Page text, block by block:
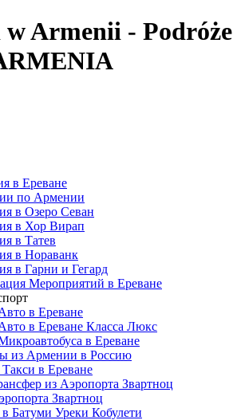
Armenii - Podróże
в Ереване
по Армении
в Озеро Севан
в Хор Вирап
в Татев
в Нораванк
в Гарни и Гегард
Мероприятий в Ереване
в Ереване
в Ереване Класса Люкс
в Ереване
из Армении в Россию
Такси в Ереване
из Аэропорта Звартноц
Звартноц
Батуми Уреки Кобулети